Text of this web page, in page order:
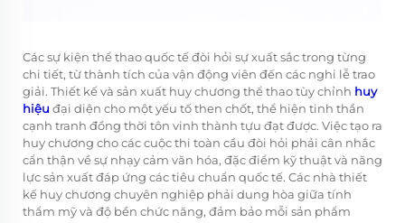
Các sự kiện thể thao quốc tế đòi hỏi sự xuất sắc trong từng
chi tiết, từ thành tích của vận động viên đến các nghi lễ trao
giải. Thiết kế và sản xuất huy chương thể thao tùy chỉnh huy
hiệu đại diện cho một yếu tố then chốt, thể hiện tinh thần
cạnh tranh đồng thời tôn vinh thành tựu đạt được. Việc tạo ra
huy chương cho các cuộc thi toàn cầu đòi hỏi phải cân nhắc
cẩn thận về sự nhạy cảm văn hóa, đặc điểm kỹ thuật và năng
lực sản xuất đáp ứng các tiêu chuẩn quốc tế. Các nhà thiết
kế huy chương chuyên nghiệp phải dung hòa giữa tính
thẩm mỹ và độ bền chức năng, đảm bảo mỗi sản phẩm